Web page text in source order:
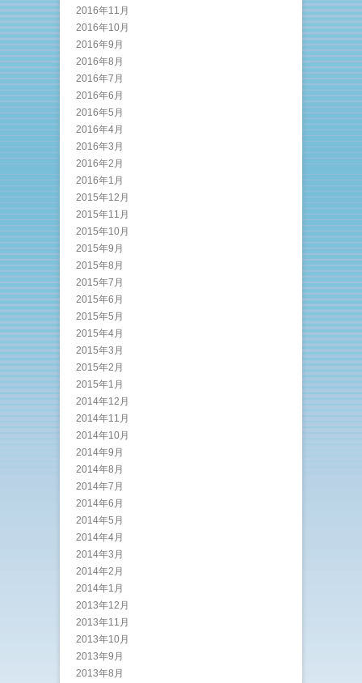
2016年11月
2016年10月
2016年9月
2016年8月
2016年7月
2016年6月
2016年5月
2016年4月
2016年3月
2016年2月
2016年1月
2015年12月
2015年11月
2015年10月
2015年9月
2015年8月
2015年7月
2015年6月
2015年5月
2015年4月
2015年3月
2015年2月
2015年1月
2014年12月
2014年11月
2014年10月
2014年9月
2014年8月
2014年7月
2014年6月
2014年5月
2014年4月
2014年3月
2014年2月
2014年1月
2013年12月
2013年11月
2013年10月
2013年9月
2013年8月